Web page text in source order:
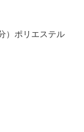
）ポリエステル